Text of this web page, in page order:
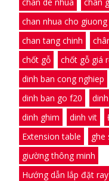
chan nhua cho giuong
chan tang chinh
chốt gỗ
chốt gỗ giá
dinh ban cong nghiep
dinh ban go f20
dinh ghim
dinh vit
Extension table
ghe
giường thông minh
Hướng dẫn lắp đặt